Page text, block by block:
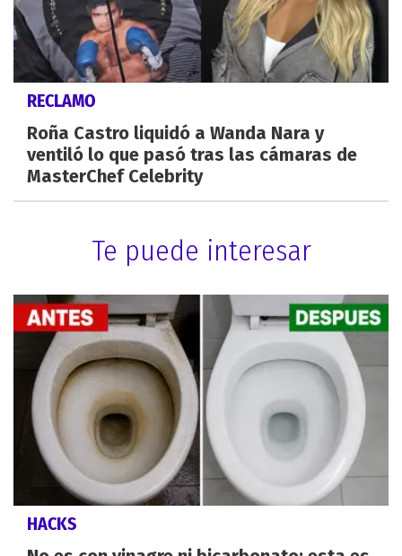
RECLAMO
Roña Castro liquidó a Wanda Nara y
ventiló lo que pasó tras las cámaras de
MasterChef Celebrity
Te puede interesar
HACKS